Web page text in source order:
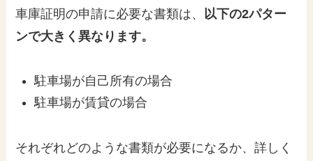
車庫証明の申請に必要な書類は、
以下の2パター
ンで大きく異なります。
駐車場が自己所有の場合
駐車場が賃貸の場合
それぞれどのような書類が必要になるか、詳しく